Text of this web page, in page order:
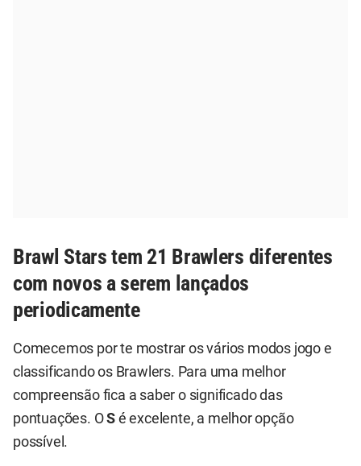
Brawl Stars tem 21 Brawlers diferentes
com novos a serem lançados
periodicamente
Comecemos por te mostrar os vários modos jogo e
classificando os Brawlers. Para uma melhor
compreensão fica a saber o significado das
pontuações. OS é excelente, a melhor opção
possível.